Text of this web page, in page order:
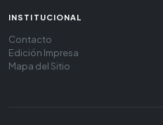
INSTITUCIONAL
Contacto
Edición Impresa
Mapa del Sitio